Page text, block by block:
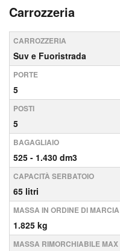
Carrozzeria
CARROZZERIA
Suv e Fuoristrada
PORTE
5
POSTI
5
BAGAGLIAIO
525 - 1.430 dm3
CAPACITÀ SERBATOIO
65 litri
MASSA IN ORDINE DI MARCIA
1.825 kg
MASSA RIMORCHIABILE MAX